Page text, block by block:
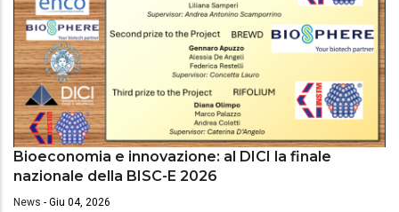
Bioeconomia e innovazione: al DICI la finale
nazionale della BISC-E 2026
News - Giu 04, 2026